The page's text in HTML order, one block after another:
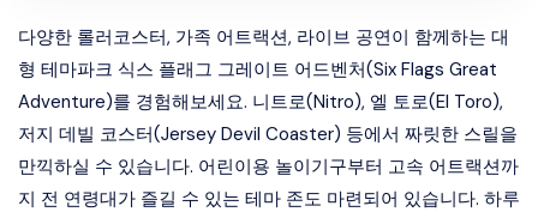
다양한 롤러코스터, 가족 어트랙션, 라이브 공연이 함께하는 대
형 테마파크 식스 플래그 그레이트 어드벤처(Six Flags Great
Adventure)를 경험해보세요. 니트로(Nitro), 엘 토로(El Toro),
저지 데빌 코스터(Jersey Devil Coaster) 등에서 짜릿한 스릴을
만끽하실 수 있습니다. 어린이용 놀이기구부터 고속 어트랙션까
지 전 연령대가 즐길 수 있는 테마 존도 마련되어 있습니다. 하루